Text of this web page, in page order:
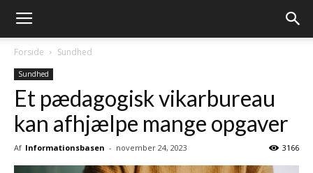
Forside Sundhed
Sundhed
Et pædagogisk vikarbureau
kan afhjælpe mange opgaver
Af Informationsbasen - november 24, 2023 3166